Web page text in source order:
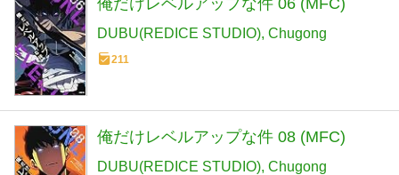
俺だけレベルアップな件 06 (MFC)
DUBU(REDICE STUDIO) Chugong
211
俺だけレベルアップな件 08 (MFC)
DUBU(REDICE STUDIO) Chugong